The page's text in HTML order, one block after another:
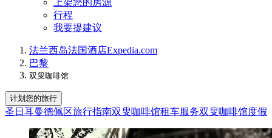
行程
我要提建议
法兰西岛法国酒店Expedia.com
巴黎
双叟咖啡馆
计划您的旅行
圣日耳曼德佩区旅行指南双叟咖啡馆租车服务双叟咖啡馆度假